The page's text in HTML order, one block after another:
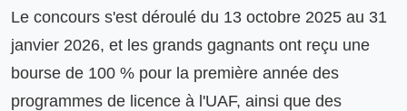
Le concours s'est déroulé du 13 octobre 2025 au 31
janvier 2026, et les grands gagnants ont reçu une
bourse de 100 % pour la première année des
programmes de licence à l'UAF, ainsi que des